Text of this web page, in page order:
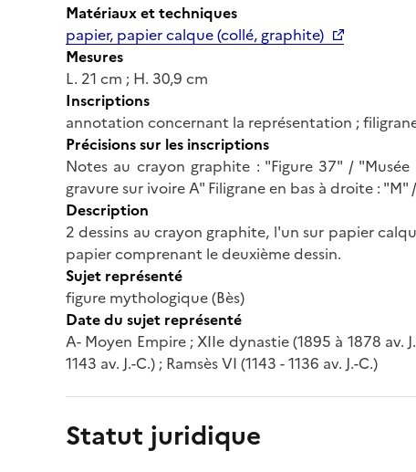
Matériaux et techniques
papier, papier calque (collé, graphite)
Mesures
L. 21 cm ; H. 30,9 cm
Inscriptions
annotation concernant la représentation ;
Précisions sur les inscriptions
Notes au crayon graphite : "Figure 37" / "Musée
gravure sur ivoire A" Filigrane en bas à droite : "M"
Description
2 dessins au crayon graphite, l'un sur papier
papier comprenant le deuxième dessin.
Sujet représenté
figure mythologique (Bès)
Date du sujet représenté
A- Moyen Empire ; XIIe dynastie (1895 à 1878 av.
1143 av. J.-C.) ; Ramsès VI (1143 - 1136 av. J.-C.)
Statut juridique